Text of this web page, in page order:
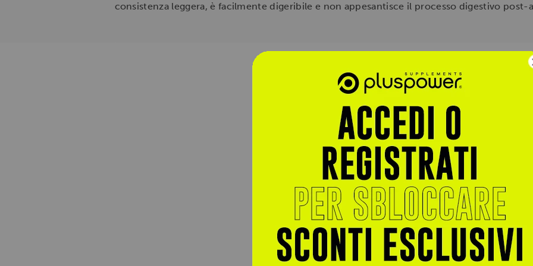
consistenza leggera, è facilmente digeribile e non appesantisce il processo digestivo post-